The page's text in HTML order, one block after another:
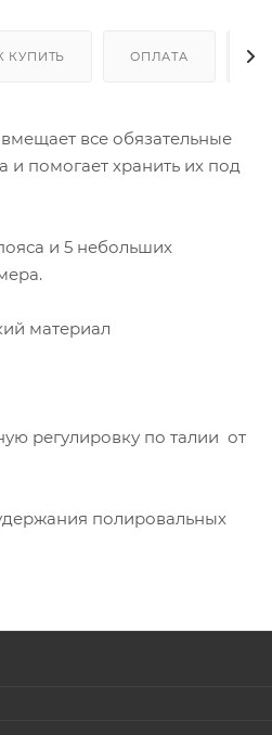
КУПИТЬ ОПЛАТА
все обязательные
и помогает хранить их под
и 5 небольших
материал
регулировку по талии от
полировальных